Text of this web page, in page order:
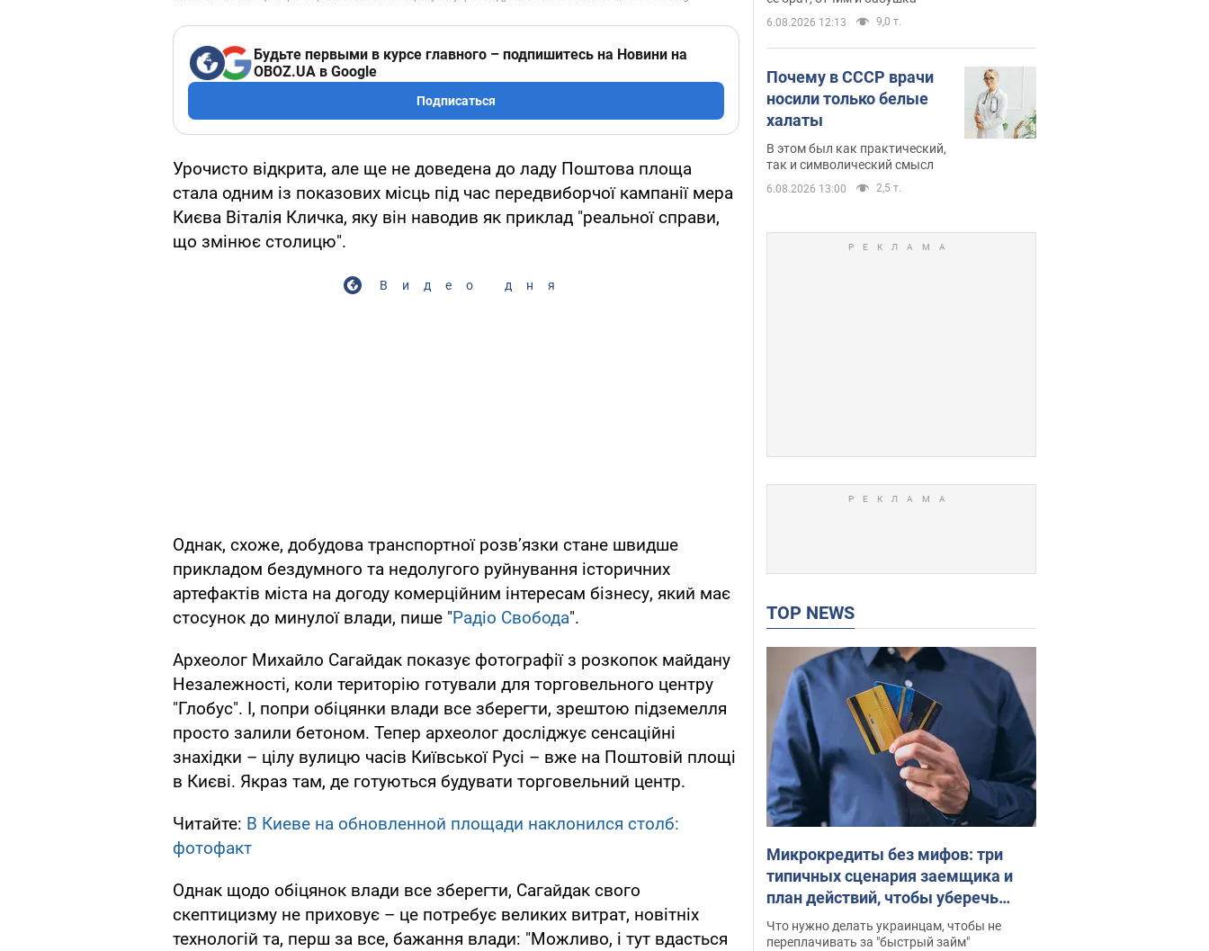
Будьте первыми в курсе главного – подпишитесь на Новини на
OBOZ.UA в Google
Подписаться
Урочисто відкрита, але ще не доведена до ладу Поштова площа
стала одним із показових місць під час передвиборчої кампанії мера
Києва Віталія Кличка, яку він наводив як приклад "реальної справи,
що змінює столицю".
Видео дня
Однак, схоже, добудова транспортної розв’язки стане швидше
прикладом бездумного та недолугого руйнування історичних
артефактів міста на догоду комерційним інтересам бізнесу, який має
стосунок до минулої влади, пише "Радіо Свобода".
Археолог Михайло Сагайдак показує фотографії з розкопок майдану
Незалежності, коли територію готували для торговельного центру
"Глобус". І, попри обіцянки влади все зберегти, зрештою підземелля
просто залили бетоном. Тепер археолог досліджує сенсаційні
знахідки – цілу вулицю часів Київської Русі – вже на Поштовій площі
в Києві. Якраз там, де готуються будувати торговельний центр.
Читайте: В Киеве на обновленной площади наклонился столб:
фотофакт
Однак щодо обіцянок влади все зберегти, Сагайдак свого
скептицизму не приховує – це потребує великих витрат, новітніх
технологій та, перш за все, бажання влади: "Можливо, і тут вдасться
6.08.2026 12:13 9,0 т.
Почему в СССР врачи
носили только белые
халаты
В этом был как практический,
так и символический смысл
6.08.2026 13:00 2,5 т.
TOP NEWS
Микрокредиты без мифов: три
типичных сценария заемщика и
план действий, чтобы уберечь
свои деньги
Что нужно делать украинцам, чтобы не
переплачивать за "быстрый займ"